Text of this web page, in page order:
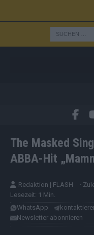
The Masked
ABBA-Hit
Redaktion | FLASH ·
Lesezeit: 1 Min.
WhatsApp
Newsletter abonnieren